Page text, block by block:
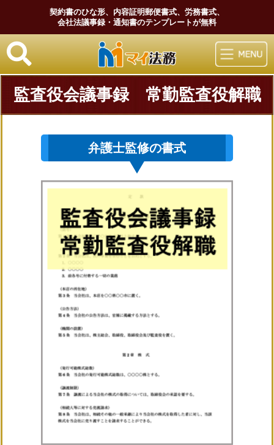
契約書のひな形、内容証明郵便書式、労務書式、
会社法議事録・通知書のテンプレートが無料
マイ法務
監査役会議事録 常勤監査役解職
弁護士監修の書式